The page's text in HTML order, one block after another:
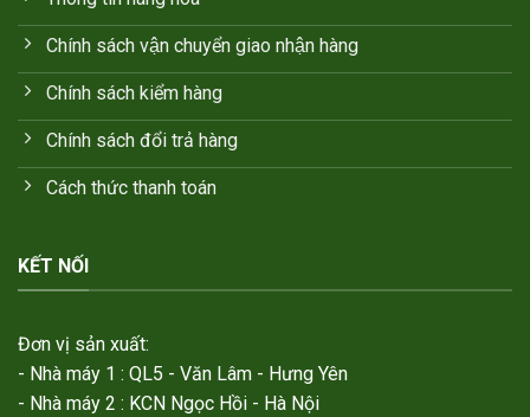
Chính sách vận chuyển giao nhận hàng
Chính sách kiểm hàng
Chính sách đổi trả hàng
Cách thức thanh toán
KẾT NỐI
Đơn vị sản xuất:
- Nhà máy 1 : QL5 - Văn Lâm - Hưng Yên
- Nhà máy 2 : KCN Ngọc Hồi - Hà Nội